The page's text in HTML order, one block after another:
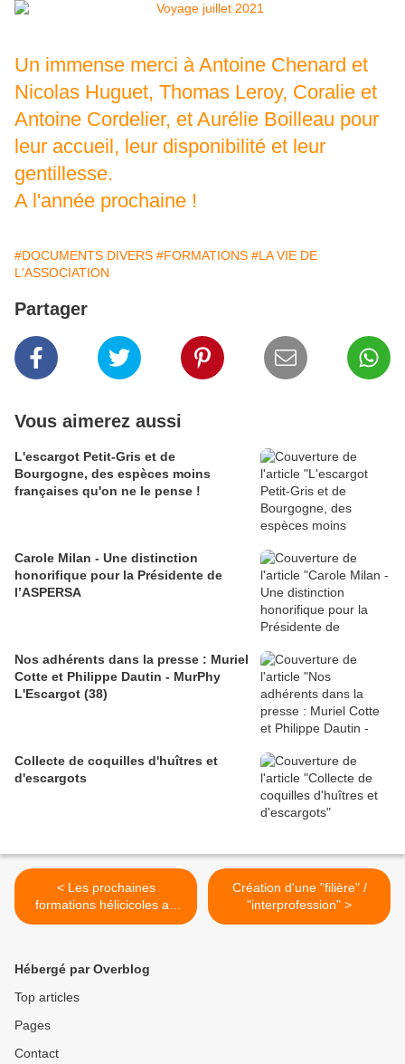
Un immense merci à Antoine Chenard et
Nicolas Huguet, Thomas Leroy, Coralie et
Antoine Cordelier, et Aurélie Boilleau pour
leur accueil, leur disponibilité et leur
gentillesse.
A l'année prochaine !
#DOCUMENTS DIVERS #FORMATIONS #LA VIE DE
L'ASSOCIATION
Partager
Vous aimerez aussi
L'escargot Petit-Gris et de
Bourgogne, des espèces moins
françaises qu'on ne le pense !
Carole Milan - Une distinction
honorifique pour la Présidente de
l’ASPERSA
Nos adhérents dans la presse : Muriel
Cotte et Philippe Dautin - MurPhy
L'Escargot (38)
Collecte de coquilles d'huîtres et
d'escargots
< Les prochaines
formations hélicicoles au
CFPPA des Savoie et du
Création d'une "filière" /
"interprofession" >
Hébergé par Overblog
Top articles
Pages
Contact